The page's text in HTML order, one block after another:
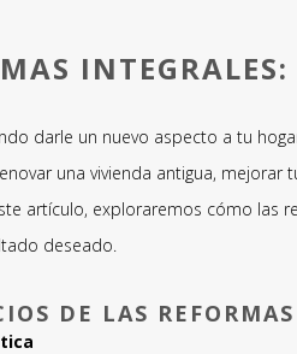
darle un nuevo aspecto a tu
una vivienda antigua,
artículo, exploraremos cómo las
deseado.
DE LAS